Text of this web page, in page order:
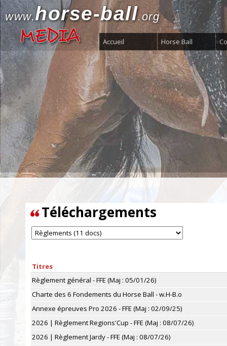
www.horse-ball.org
Accueil Horse Ball
Téléchargements
Titres
Règlement général - FFE (Maj : 05/01/26)
Charte des 6 Fondements du Horse Ball - w.H-B.o
Annexe épreuves Pro 2026 - FFE (Maj : 02/09/25)
2026 | Règlement Regions'Cup - FFE (Maj : 08/07/26)
2026 | Règlement Jardy - FFE (Maj : 08/07/26)